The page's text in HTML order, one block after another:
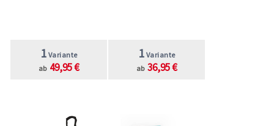
1 Variante
ab 49,95 €
1 Variante
ab 36,95 €